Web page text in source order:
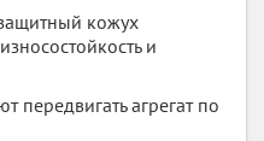
кожух
и
передвигать агрегат по